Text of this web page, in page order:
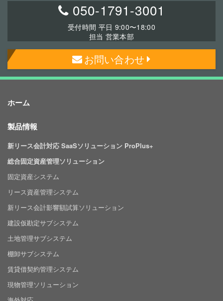
050-1791-3001
受付時間 平日 9:00〜18:00
担当 営業本部
お問い合わせ
ホーム
製品情報
新リース会計対応 SaaSソリューション ProPlus+
総合固定資産管理ソリューション
固定資産システム
リース資産管理システム
新リース会計影響額試算ソリューション
建設仮勘定サブシステム
土地管理サブシステム
棚卸サブシステム
賃貸借契約管理システム
現物管理ソリューション